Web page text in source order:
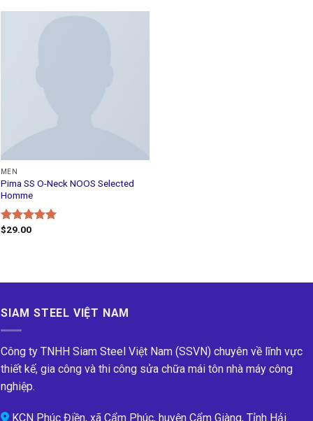
5
MEN
Pima SS O-Neck NOOS Selected
Homme
Rated
$29.00
SIAM STEEL VIỆT NAM
Công ty TNHH Siam Steel Việt Nam (SSVN) chuyên về lĩnh vực
thiết kế, gia công và thi công sửa chữa mái tôn nhà máy công
nghiệp.
KCN Phúc Điền, xã Cẩm Phúc, huyện Cẩm Giàng, Tỉnh Hải